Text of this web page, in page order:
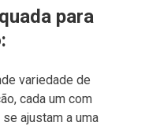
para
variedade de
cada um com
ajustam a uma